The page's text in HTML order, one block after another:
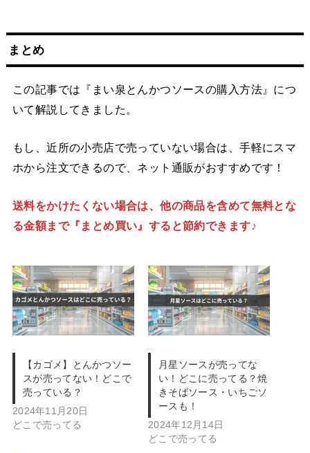
まとめ
この記事では『まい泉とんかつソースの購入方法』につ
いて解説してきました。
もし、近所の小売店で売っていない場合は、手軽にスマ
ホから注文できるので、ネット通販がおすすめです！
送料をかけたくない場合は、他の商品を含めて無料とな
る金額まで『まとめ買い』すると節約できます♪
【カゴメ】とんかつソー
スが売ってない！どこで
売っている？
2024年11月20日
どこで売ってる
月星ソースが売ってな
い！どこに売ってる？焼
きそばソース・いちごソ
ースも！
2024年12月14日
どこで売ってる